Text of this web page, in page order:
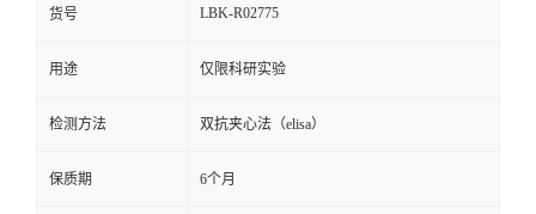
货号 LBK-R02775
用途 仅限科研实验
检测方法 双抗夹心法（elisa）
保质期 6个月